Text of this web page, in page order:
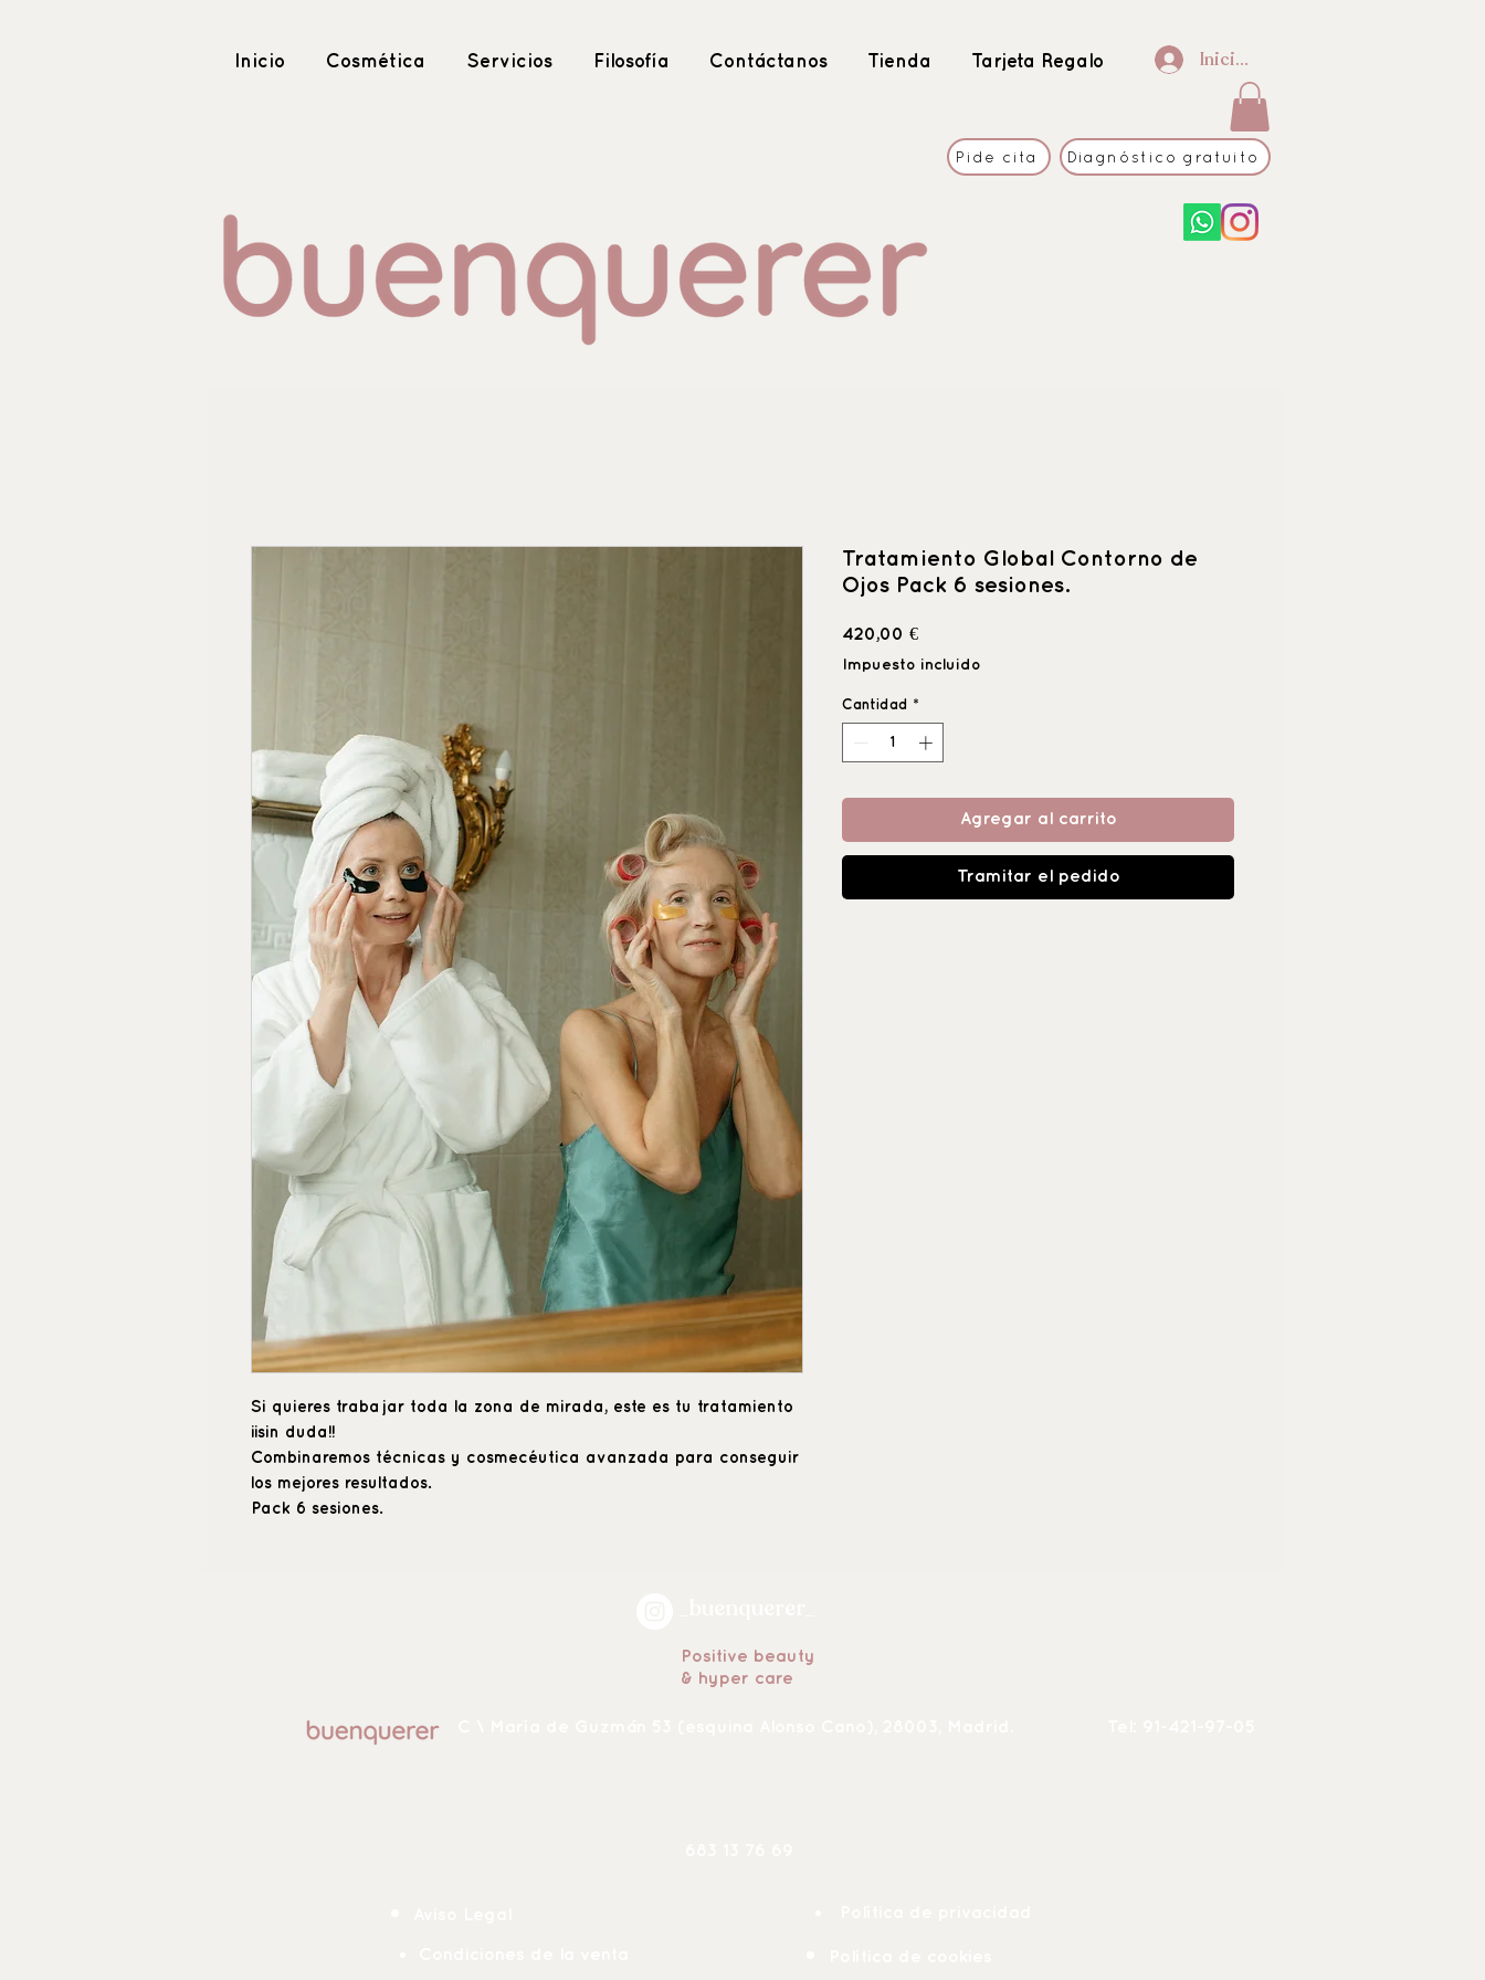
Inicio Cosmética Servicios Filosofía Contáctanos Tienda Tarjeta Regalo Iniciar sesión
Pide cita Diagnóstico gratuito
Si quieres trabajar toda la zona de mirada, este es tu tratamiento
¡¡sin duda!!
Combinaremos técnicas y cosmecéutica avanzada para conseguir
los mejores resultados.
Pack 6 sesiones.
Tratamiento Global Contorno de
Ojos Pack 6 sesiones.
420,00 €Precio
Impuesto incluido
Cantidad *
Agregar al carrito
Tramitar el pedido
Positive beauty
& hyper care